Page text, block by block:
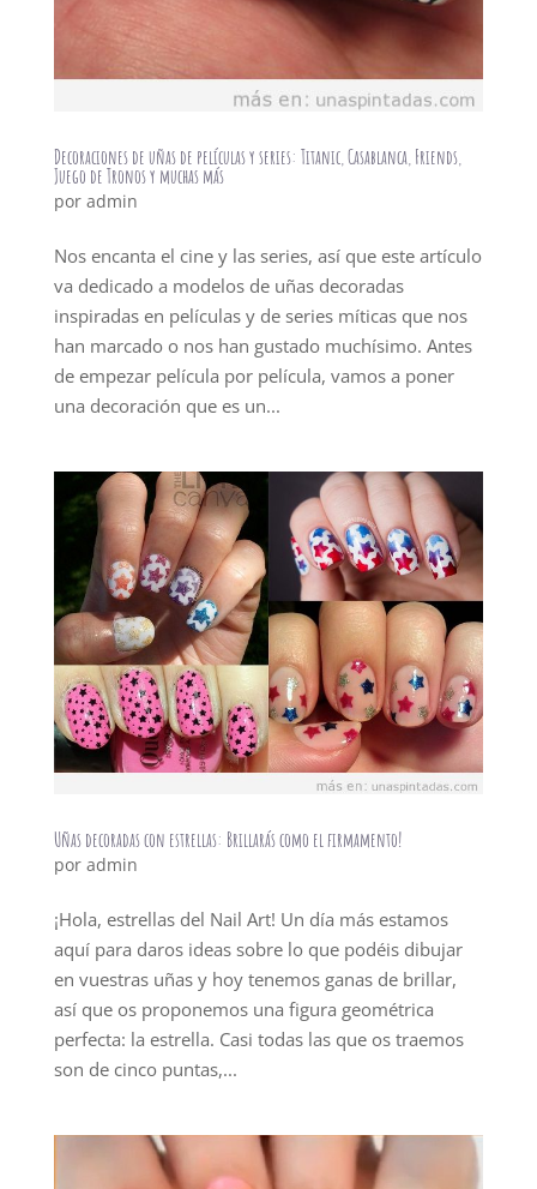
Decoraciones de uñas de películas y series: Titanic, Casablanca, Friends,
Juego de Tronos y muchas más
por admin
Nos encanta el cine y las series, así que este artículo
va dedicado a modelos de uñas decoradas
inspiradas en películas y de series míticas que nos
han marcado o nos han gustado muchísimo. Antes
de empezar película por película, vamos a poner
una decoración que es un...
Uñas decoradas con estrellas: Brillarás como el firmamento!
por admin
¡Hola, estrellas del Nail Art! Un día más estamos
aquí para daros ideas sobre lo que podéis dibujar
en vuestras uñas y hoy tenemos ganas de brillar,
así que os proponemos una figura geométrica
perfecta: la estrella. Casi todas las que os traemos
son de cinco puntas,...